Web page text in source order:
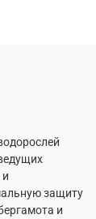
защиту
и